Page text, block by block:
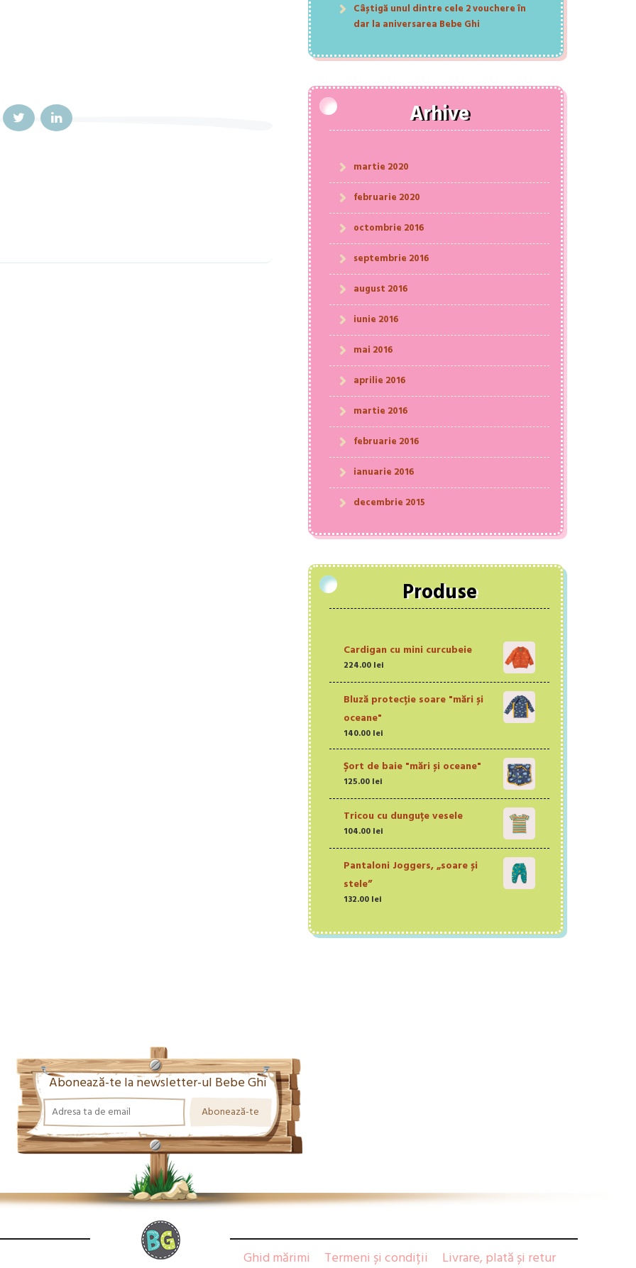
Câștigă unul dintre cele 2 vouchere în
dar la aniversarea Bebe Ghi
Arhive
martie 2020
februarie 2020
octombrie 2016
septembrie 2016
august 2016
iunie 2016
mai 2016
aprilie 2016
martie 2016
februarie 2016
ianuarie 2016
decembrie 2015
Produse
Cardigan cu mini curcubeie
224.00 lei
Bluză protecție soare "mări și
oceane"
140.00 lei
Șort de baie "mări și oceane"
125.00 lei
Tricou cu dunguțe vesele
104.00 lei
Pantaloni Joggers, „soare și
stele”
132.00 lei
Abonează-te la newsletter-ul Bebe Ghi
Ghid mărimi Termeni și condiții Livrare, plată și retur